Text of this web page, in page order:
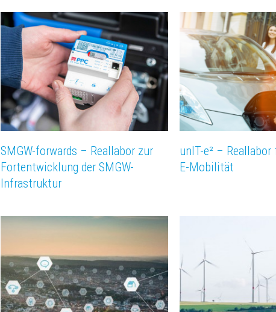
SMGW-forwards – Reallabor zur
Fortentwicklung der SMGW-
Infrastruktur
unIT-e² –
E-Mobilität